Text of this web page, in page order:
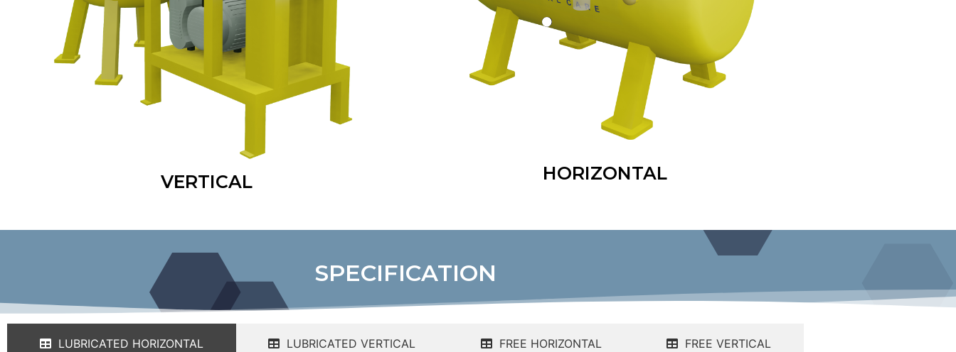
VERTICAL HORIZONTAL
SPECIFICATION
LUBRICATED HORIZONTAL LUBRICATED VERTICAL FREE HORIZONTAL FREE VERTICAL